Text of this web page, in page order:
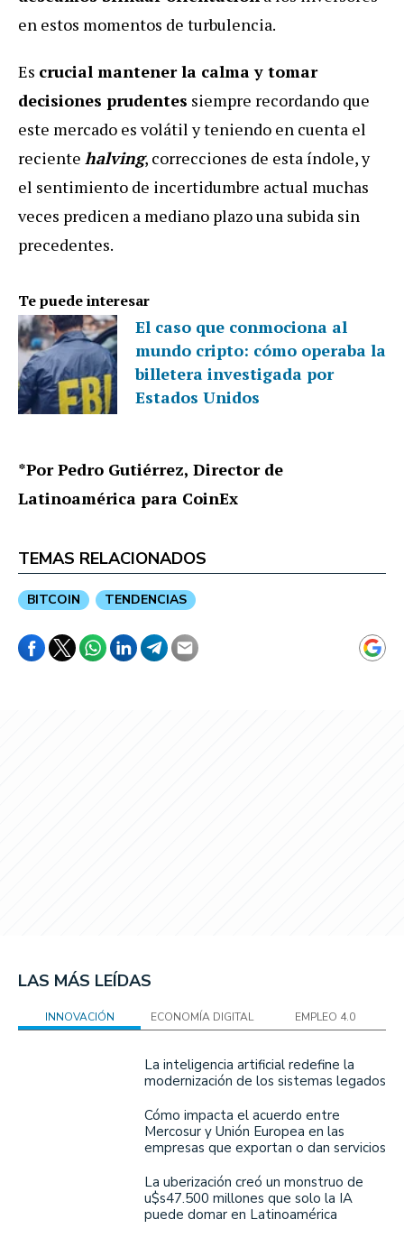
en estos momentos de turbulencia.
Es crucial mantener la calma y tomar
decisiones prudentes siempre recordando que
este mercado es volátil y teniendo en cuenta el
reciente halving, correcciones de esta índole, y
el sentimiento de incertidumbre actual muchas
veces predicen a mediano plazo una subida sin
precedentes.
Te puede interesar
El caso que conmociona al
mundo cripto: cómo operaba la
billetera investigada por
Estados Unidos
*Por Pedro Gutiérrez, Director de
Latinoamérica para CoinEx
TEMAS RELACIONADOS
BITCOIN TENDENCIAS
LAS MÁS LEÍDAS
INNOVACIÓN ECONOMÍA DIGITAL EMPLEO 4.0
La inteligencia artificial redefine la
modernización de los sistemas legados
Cómo impacta el acuerdo entre
Mercosur y Unión Europea en las
empresas que exportan o dan servicios
La uberización creó un monstruo de
u$s47.500 millones que solo la IA
puede domar en Latinoamérica